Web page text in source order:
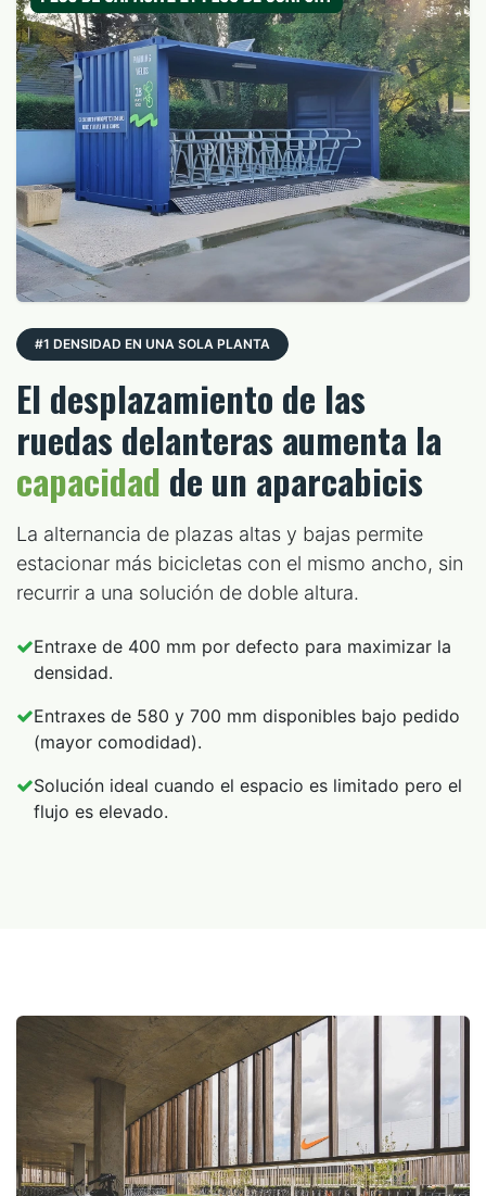
#1 DENSIDAD EN UNA SOLA PLANTA
El desplazamiento de las
ruedas delanteras aumenta la
capacidad de un aparcabicis
La alternancia de plazas altas y bajas permite
estacionar más bicicletas con el mismo ancho, sin
recurrir a una solución de doble altura.
Entraxe de 400 mm por defecto para maximizar la
densidad.
Entraxes de 580 y 700 mm disponibles bajo pedido
(mayor comodidad).
Solución ideal cuando el espacio es limitado pero el
flujo es elevado.